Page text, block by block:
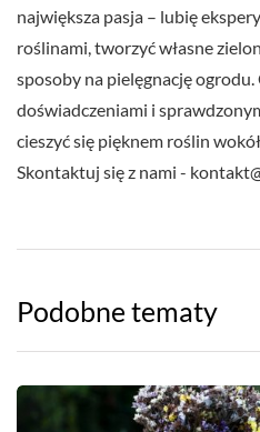
największa pasja – lubię
roślinami, tworzyć własne
sposoby na pielęgnację
doświadczeniami i
cieszyć się pięknem roślin
Skontaktuj się z nami -
Podobne tematy